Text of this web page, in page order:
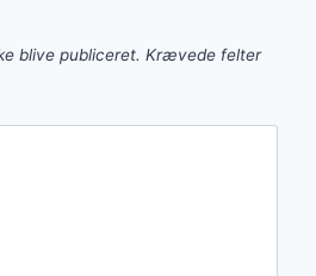
blive publiceret. Krævede felter